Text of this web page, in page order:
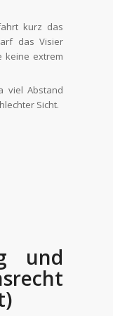
kurz das
das Visier
keine extrem
viel Abstand
Sicht.
und